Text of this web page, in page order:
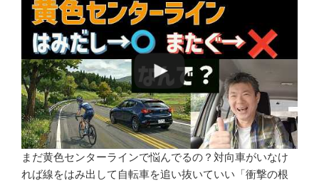
まだ黄色センターラインで悩んでるの？対向車がいなけ
れば線をはみ出して自転車を追い抜いていい「衝撃の根